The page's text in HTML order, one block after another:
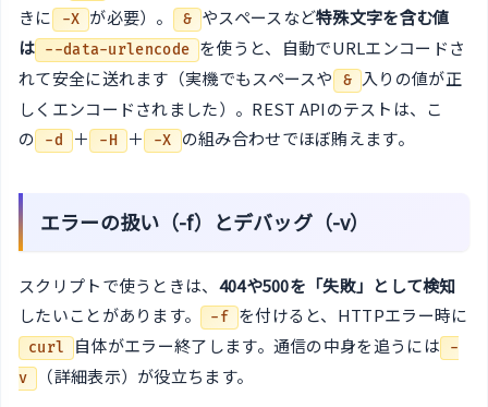
きに
-X が必要）。 & やスペースなど特殊文字を含む値
は
--data-urlencode
を使うと、自動でURLエンコードさ
れて安全に送れます（実機でもスペースや
&
入りの値が正
しくエンコードされました）。REST APIのテストは、こ
の
-d ＋ -H ＋ -X の組み合わせでほぼ賄えます。
エラーの扱い（-f）とデバッグ（-v）
スクリプトで使うときは、 404や500を「失敗」として検知
したいことがあります。
-f を付けると、HTTPエラー時に
curl 自体がエラー終了します。通信の中身を追うには
-
v
（詳細表示）が役立ちます。